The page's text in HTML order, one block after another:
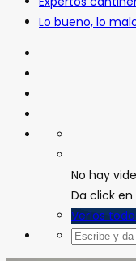
Lo bueno, lo
No hay
Da click
Verlos